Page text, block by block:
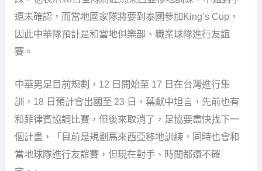
還未確認，而當地國家隊將要到泰國參加King’s Cup，
因此中華隊預計是和當地俱樂部、職業球隊進行友誼
賽。
中華男足目前規劃，12 日開始至 17 日在台灣進行集
訓，18 日預計會出國至 23 日，葉獻中坦言，先前也有
和菲律賓協調比賽，但後來取消了，足協要盡快找下一
個計畫，「目前是規劃馬來西亞移地訓練，同時也會和
當地球隊進行友誼賽，但現在對手、時間都還不確